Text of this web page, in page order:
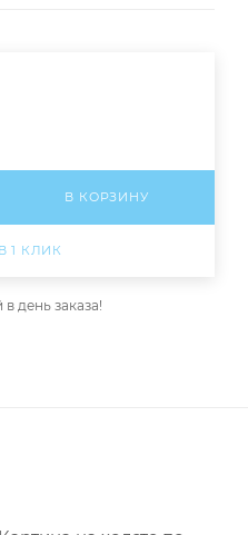
В КОРЗИНУ
1 КЛИК
день заказа!